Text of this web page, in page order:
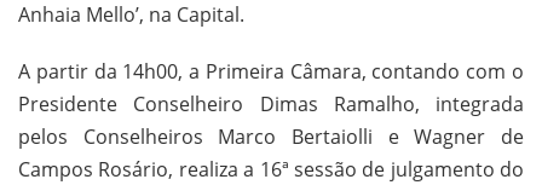
Anhaia Mello’, na Capital.
A partir da 14h00, a Primeira Câmara, contando com o
Presidente Conselheiro Dimas Ramalho, integrada
pelos Conselheiros Marco Bertaiolli e Wagner de
Campos Rosário, realiza a 16ª sessão de julgamento do